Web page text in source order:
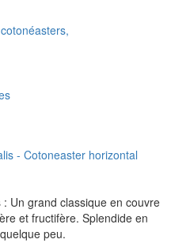
Un grand classique en couvre
et fructifère. Splendide en
peu.